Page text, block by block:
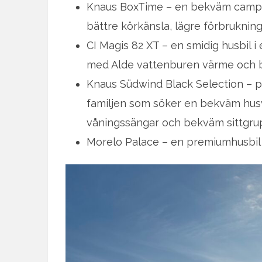
Knaus BoxTime – en bekväm
bättre körkänsla, lägre
CI Magis 82 XT – en smidig
med Alde vattenburen värme och
Knaus Südwind Black Selection
familjen som söker en bekväm
våningssängar och bekväm
Morelo Palace – en